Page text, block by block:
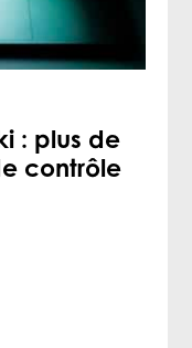
: plus de
contrôle